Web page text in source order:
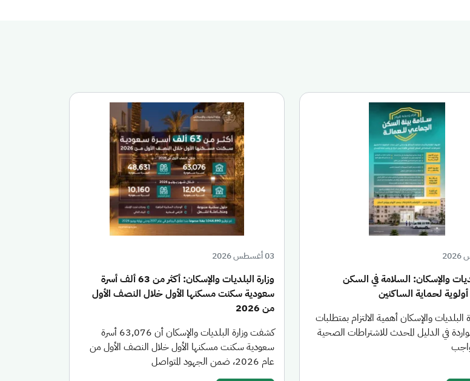
والإسكان: السلامة في السكن
لحماية الساكنين
البلديات والإسكان أهمية الالتزام بمتطلبات
في الدليل المحدث للاشتراطات الصحية
03 أغسطس 2026
وزارة البلديات والإسكان: أكثر من 63 ألف أسرة
سعودية سكنت مسكنها الأول خلال النصف الأول
من 2026
كشفت وزارة البلديات والإسكان أن 63,076 أسرة
سعودية سكنت مسكنها الأول خلال النصف الأول من
عام 2026، ضمن الجهود المتواصل